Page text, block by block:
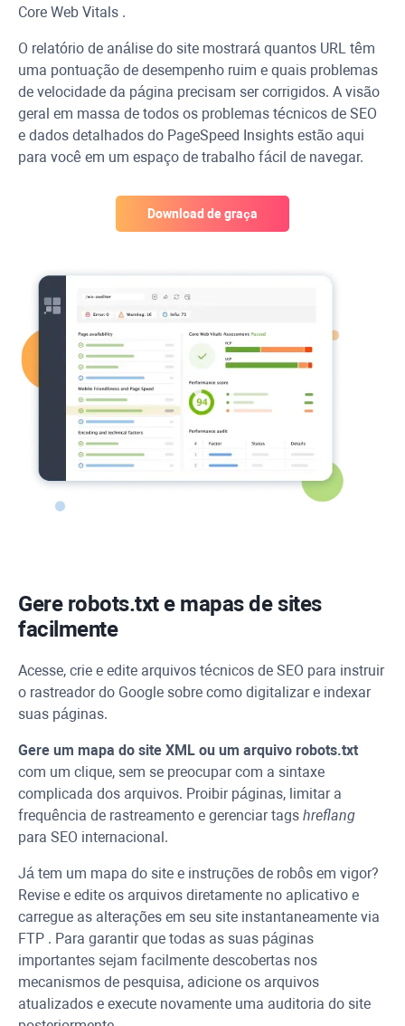
Core Web Vitals .
O relatório de análise do site mostrará quantos URL têm
uma pontuação de desempenho ruim e quais problemas
de velocidade da página precisam ser corrigidos. A visão
geral em massa de todos os problemas técnicos de SEO
e dados detalhados do PageSpeed Insights estão aqui
para você em um espaço de trabalho fácil de navegar.
Download de graça
Gere robots.txt e mapas de sites
facilmente
Acesse, crie e edite arquivos técnicos de SEO para instruir
o rastreador do Google sobre como digitalizar e indexar
suas páginas.
Gere um mapa do site XML ou um arquivo robots.txt
com um clique, sem se preocupar com a sintaxe
complicada dos arquivos. Proibir páginas, limitar a
frequência de rastreamento e gerenciar tags hreflang
para SEO internacional.
Já tem um mapa do site e instruções de robôs em vigor?
Revise e edite os arquivos diretamente no aplicativo e
carregue as alterações em seu site instantaneamente via
FTP . Para garantir que todas as suas páginas
importantes sejam facilmente descobertas nos
mecanismos de pesquisa, adicione os arquivos
atualizados e execute novamente uma auditoria do site